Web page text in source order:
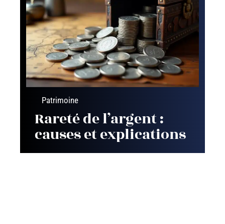
Patrimoine
Rareté de l’argent :
causes et explications